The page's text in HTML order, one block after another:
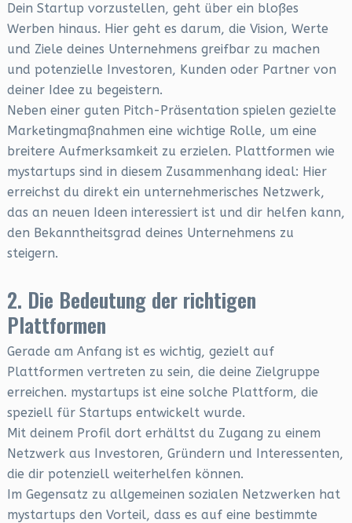
Dein Startup vorzustellen, geht über ein bloßes
Werben hinaus. Hier geht es darum, die Vision, Werte
und Ziele deines Unternehmens greifbar zu machen
und potenzielle Investoren, Kunden oder Partner von
deiner Idee zu begeistern.
Neben einer guten Pitch-Präsentation spielen gezielte
Marketingmaßnahmen eine wichtige Rolle, um eine
breitere Aufmerksamkeit zu erzielen. Plattformen wie
mystartups sind in diesem Zusammenhang ideal: Hier
erreichst du direkt ein unternehmerisches Netzwerk,
das an neuen Ideen interessiert ist und dir helfen kann,
den Bekanntheitsgrad deines Unternehmens zu
steigern.
2. Die Bedeutung der richtigen
Plattformen
Gerade am Anfang ist es wichtig, gezielt auf
Plattformen vertreten zu sein, die deine Zielgruppe
erreichen. mystartups ist eine solche Plattform, die
speziell für Startups entwickelt wurde.
Mit deinem Profil dort erhältst du Zugang zu einem
Netzwerk aus Investoren, Gründern und Interessenten,
die dir potenziell weiterhelfen können.
Im Gegensatz zu allgemeinen sozialen Netzwerken hat
mystartups den Vorteil, dass es auf eine bestimmte